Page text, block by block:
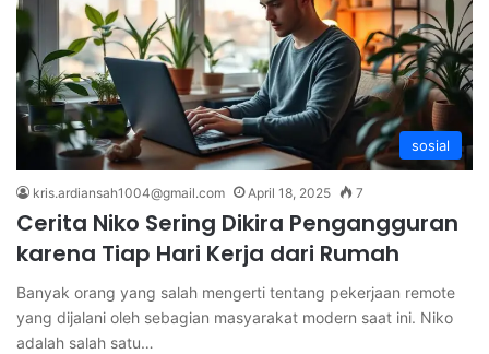
sosial
kris.ardiansah1004@gmail.com April 18, 2025 7
Cerita Niko Sering Dikira Pengangguran
karena Tiap Hari Kerja dari Rumah
Banyak orang yang salah mengerti tentang pekerjaan remote
yang dijalani oleh sebagian masyarakat modern saat ini. Niko
adalah salah satu…